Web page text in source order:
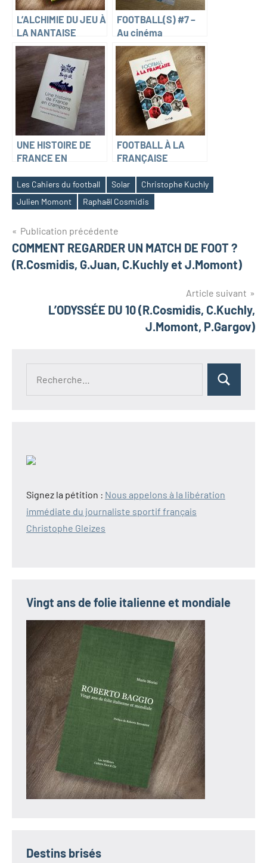
L’ALCHIMIE DU JEU À
LA NANTAISE
(Daniel Ollivier)
FOOTBALL(S) #7 –
Au cinéma
UNE HISTOIRE DE
FRANCE EN
(François da Rocha
Carneiro)
FOOTBALL À LA
FRANÇAISE
Les Cahiers du football Solar
Christophe Kuchly
Julien Momont
Raphaël Cosmidis
Navigation
de
Publication précédente
COMMENT REGARDER UN MATCH DE FOOT ?
(R.Cosmidis, G.Juan, C.Kuchly et J.Momont)
Article suivant
L’ODYSSÉE DU 10 (R.Cosmidis, C.Kuchly,
J.Momont, P.Gargov)
Rechercher
Signez la pétition : Nous appelons à la libération
immédiate du journaliste sportif français
Christophe Gleizes
Vingt ans de folie italienne et mondiale
Destins brisés